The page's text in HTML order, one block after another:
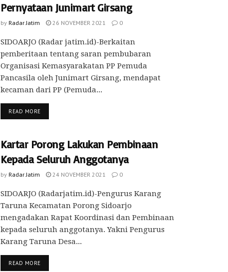
Pernyataan Junimart Girsang
by Radar Jatim 26 NOVEMBER 2021 0
SIDOARJO (Radar jatim.id)-Berkaitan
pemberitaan tentang saran pembubaran
Organisasi Kemasyarakatan PP Pemuda
Pancasila oleh Junimart Girsang, mendapat
kecaman dari PP (Pemuda...
READ MORE
Kartar Porong Lakukan Pembinaan
Kepada Seluruh Anggotanya
by Radar Jatim 24 NOVEMBER 2021 0
SIDOARJO (Radarjatim.id)-Pengurus Karang
Taruna Kecamatan Porong Sidoarjo
mengadakan Rapat Koordinasi dan Pembinaan
kepada seluruh anggotanya. Yakni Pengurus
Karang Taruna Desa...
READ MORE